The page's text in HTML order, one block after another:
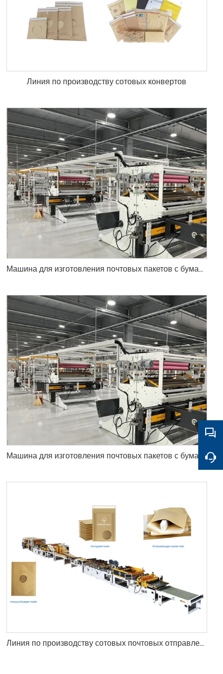
Линия по производству сотовых конвертов
Машина для изготовления почтовых пакетов с бумажной подкладкой Федерал Ехпресс
Линия по производству сотовых почтовых отправлений